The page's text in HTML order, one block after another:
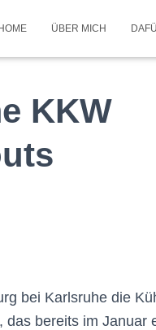
HOME ÜBER MICH
KKW
bei Karlsruhe die
bereits im Januar